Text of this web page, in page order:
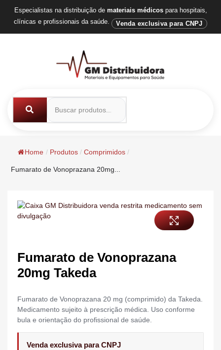
Especialistas na distribuição de materiais médicospara hospitais,
clínicas e profissionais da saúde.
Venda exclusiva para CNPJ
Home / Produtos / Comprimidos /
Fumarato de Vonoprazana 20mg...
Fumarato de Vonoprazana
20mg Takeda
Fumarato de Vonoprazana 20 mg (comprimido) da Takeda.
Medicamento sujeito à prescrição médica. Uso conforme
bula e orientação do profissional de saúde.
Venda exclusiva para CNPJ